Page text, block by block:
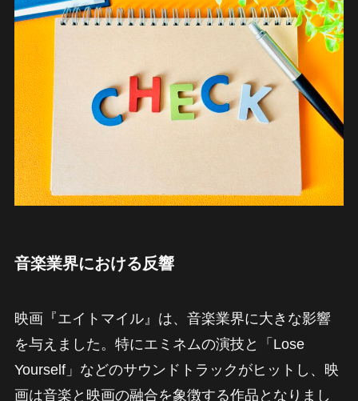
音楽業界における反響
映画『エイトマイル』は、音楽業界に大きな影響
を与えました。特にエミネムの演技と「Lose
Yourself」などのサウンドトラックがヒットし、映
画は音楽と映画の融合を象徴する作品となりまし